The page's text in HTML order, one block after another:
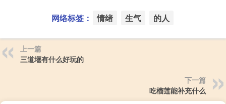
网络标签： 情绪 生气 的人
上一篇
三道堰有什么好玩的
下一篇
吃榴莲能补充什么